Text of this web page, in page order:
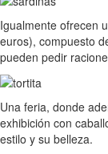
Igualmente ofrecen
euros), compuesto
pueden pedir
Una feria, donde
exhibición con
estilo y su belleza.